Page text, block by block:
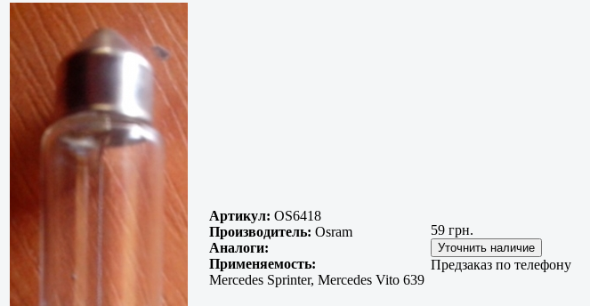
Артикул: OS6418
Производитель: Osram
Аналоги:
Применяемость:
Mercedes Sprinter, Mercedes Vito 639
59 грн.
Предзаказ по телефону